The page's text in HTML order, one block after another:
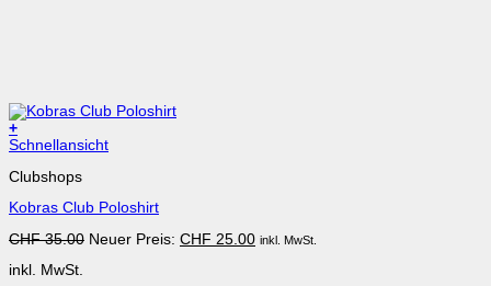
+
Dieses
weist
Varianten
Die
können
Schnellansicht
Clubshops
Kobras Club Poloshirt
CHF35.00 Ursprünglicher
Neuer Preis: CHF 25.00Aktueller
inkl. MwSt.
inkl. MwSt.